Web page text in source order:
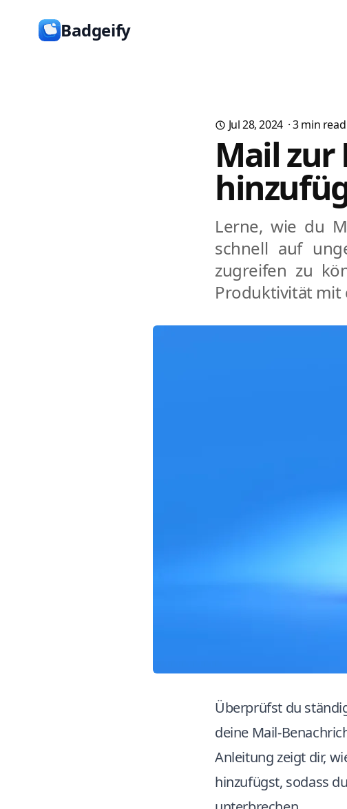
Badgeify
Jul 28, 2024·3min read
Mail zur
Lerne, wie du
schnell auf
zugreifen zu
Produktivität mit
Überprüfst du
deine Mail-
Anleitung zeigt dir,
hinzufügst, sodass